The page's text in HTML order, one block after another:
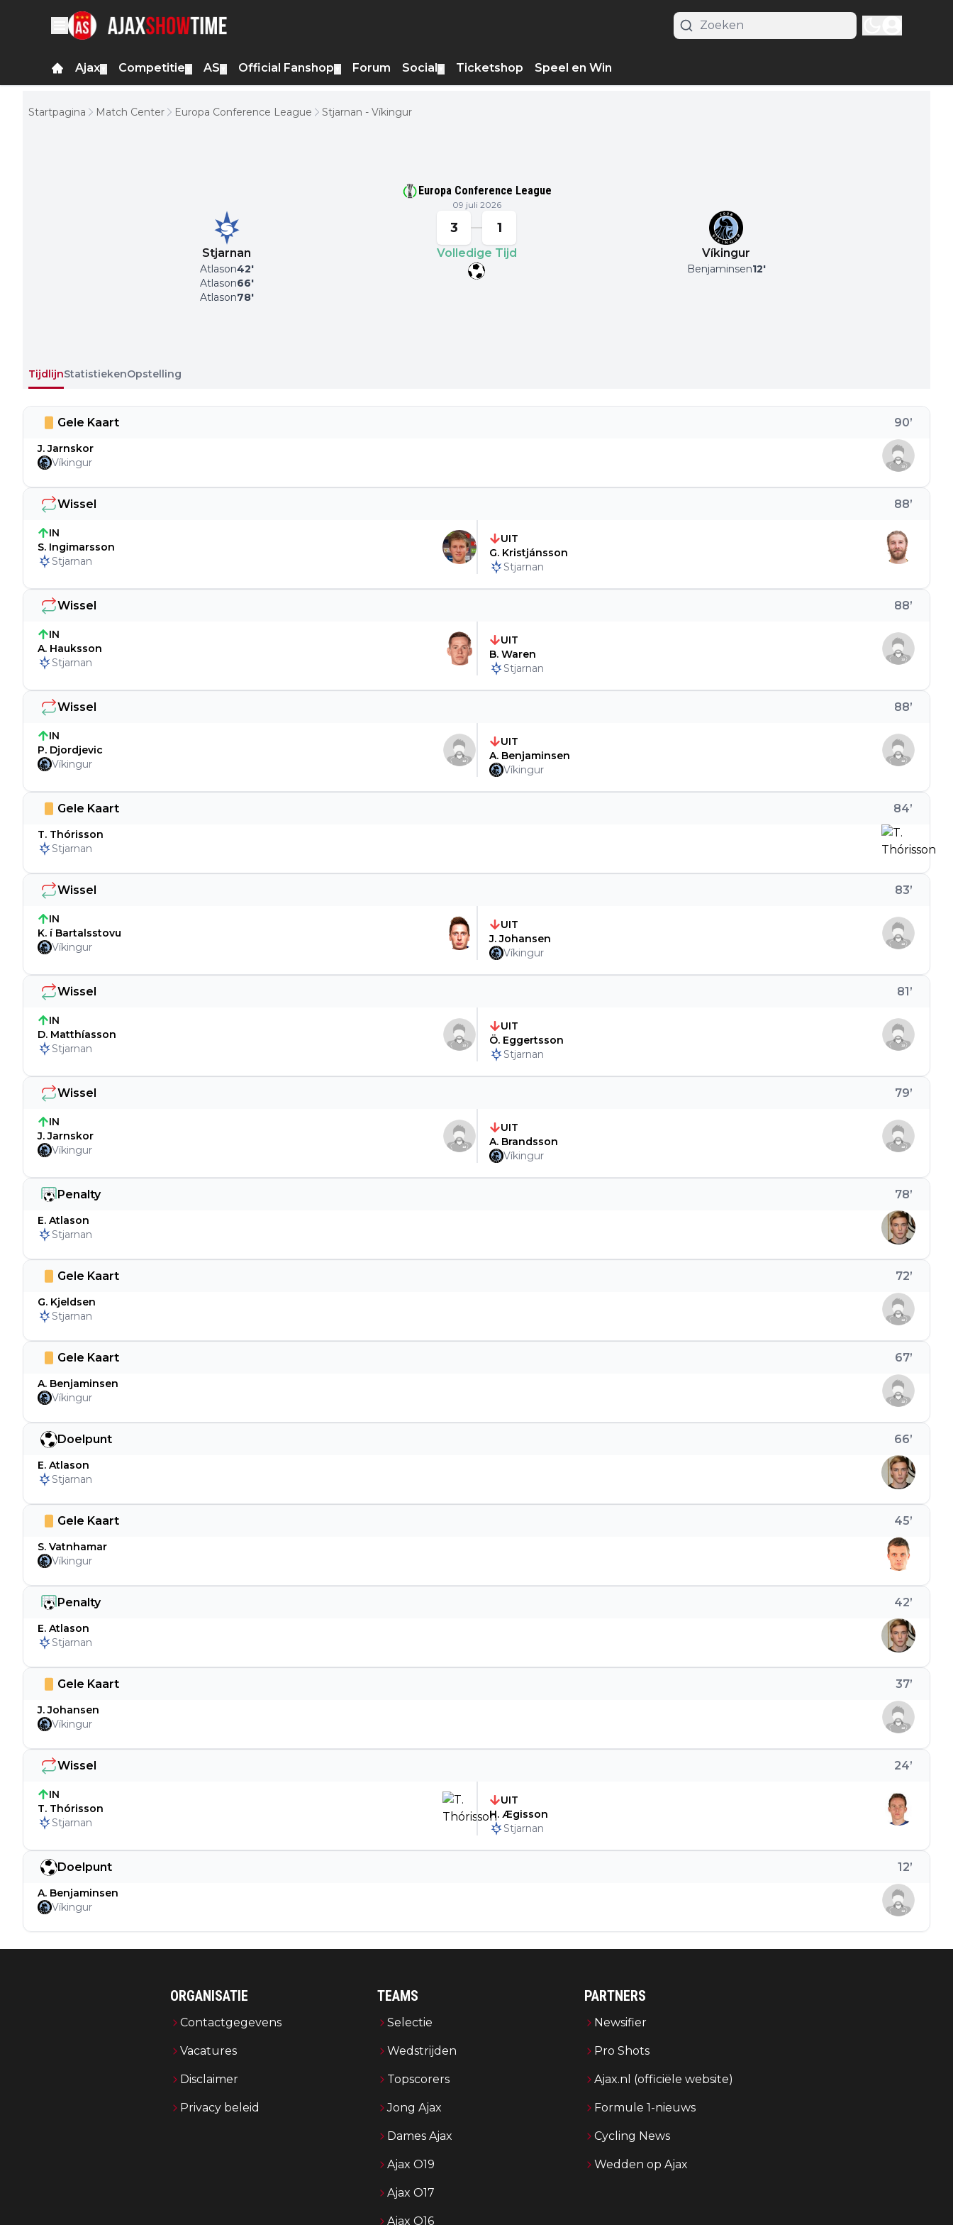
Ajax Competitie AS Official Fanshop Forum Social Ticketshop Speel en Win
Startpagina Match Center Europa Conference League Stjarnan - Víkingur
Europa Conference League
09 juli 2026
Stjarnan
Atlason42'
Atlason66'
Atlason78'
3 1
Volledige Tijd Víkingur
Benjaminsen12'
TijdlijnStatistiekenOpstelling
Doelpunt 12’
A. Benjaminsen
Víkingur
Wissel 24’
IN
T. Thórisson
Stjarnan
UIT
H. Ægisson
Stjarnan
Gele Kaart 37’
J. Johansen
Víkingur
Penalty 42’
E. Atlason
Stjarnan
Gele Kaart 45’
S. Vatnhamar
Víkingur
Doelpunt 66’
E. Atlason
Stjarnan
Gele Kaart 67’
A. Benjaminsen
Víkingur
Gele Kaart 72’
G. Kjeldsen
Stjarnan
Penalty 78’
E. Atlason
Stjarnan
Wissel 79’
IN
J. Jarnskor
Víkingur
UIT
A. Brandsson
Víkingur
Wissel 81’
IN
D. Matthíasson
Stjarnan
UIT
Ö. Eggertsson
Stjarnan
Wissel 83’
IN
K. í Bartalsstovu
Víkingur
UIT
J. Johansen
Víkingur
Gele Kaart 84’
T. Thórisson
Stjarnan
Wissel 88’
IN
P. Djordjevic
Víkingur
UIT
A. Benjaminsen
Víkingur
Wissel 88’
IN
A. Hauksson
Stjarnan
UIT
B. Waren
Stjarnan
Wissel 88’
IN
S. Ingimarsson
Stjarnan
UIT
G. Kristjánsson
Stjarnan
Gele Kaart 90’
J. Jarnskor
Víkingur
ORGANISATIE
Contactgegevens
Vacatures
Disclaimer
Privacy beleid
TEAMS
Selectie
Wedstrijden
Topscorers
Jong Ajax
Dames Ajax
Ajax O19
Ajax O17
Ajax O16
PARTNERS
Newsifier
Pro Shots
Ajax.nl (officiële website)
Formule 1-nieuws
Cycling News
Wedden op Ajax